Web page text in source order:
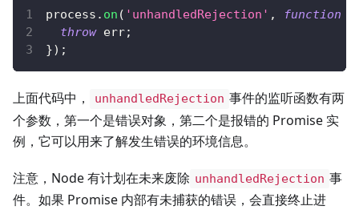
process . on ( 'unhandledRejection' , function
throw err;
}) ;
上面代码中， unhandledRejection 事件的监听函数有两
个参数，第一个是错误对象，第二个是报错的 Promise 实
例，它可以用来了解发生错误的环境信息。
注意，Node 有计划在未来废除 unhandledRejection 事
件。如果 Promise 内部有未捕获的错误，会直接终止进